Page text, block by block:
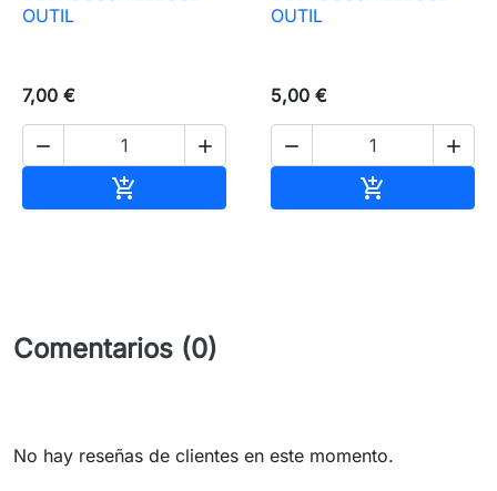
OUTIL
7,00 €
 

OUTIL
5,00 €
 

Comentarios (0)
No hay reseñas de clientes en este momento.